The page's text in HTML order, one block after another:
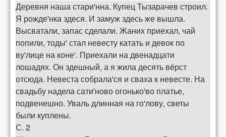
Деревня наша стари'нна. Купец Тызарачев строил.
Я рожде'нка здеся. И замуж здесь же вышла.
Высватали, запас сделали. Жаних приехал, чай
попили, тоды' стал невесту катать и девок по
ву'лице на коне'. Приехали на двенадцати
лошадях. Он здешный, а я жила десять вёрст
отсюда. Невеста собрала'ся и сваха к невесте. На
свадьбу надела сати'ново огонько'во платье,
подвенешно. Уваль длинная на го'лову, светы
были куплены.
С. 2